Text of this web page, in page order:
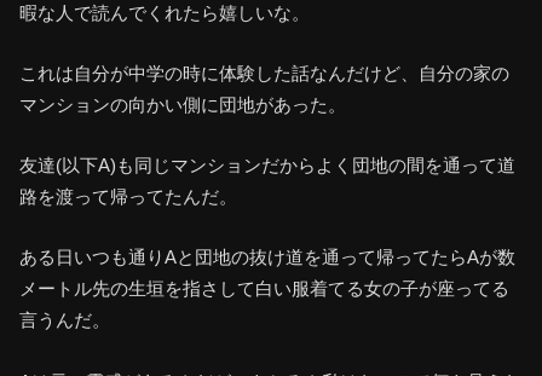
暇な人で読んでくれたら嬉しいな。
これは自分が中学の時に体験した話なんだけど、自分の家の
マンションの向かい側に団地があった。
友達(以下A)も同じマンションだからよく団地の間を通って道
路を渡って帰ってたんだ。
ある日いつも通りAと団地の抜け道を通って帰ってたらAが数
メートル先の生垣を指さして白い服着てる女の子が座ってる
言うんだ。